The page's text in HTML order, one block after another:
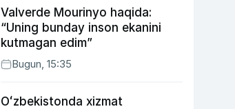
Valverde Mourinyo haqida:
“Uning bunday inson ekanini
kutmagan edim”
Bugun, 15:35
Oʻzbekistonda xizmat